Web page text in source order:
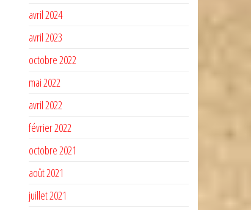
avril 2024
avril 2023
octobre 2022
mai 2022
avril 2022
février 2022
octobre 2021
août 2021
juillet 2021